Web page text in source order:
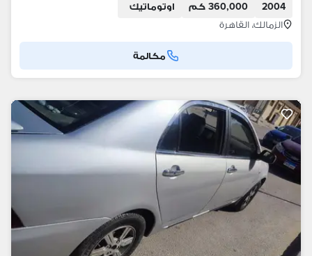
2004
360,000 كم
اوتوماتيك
الزمالك، القاهرة
مكالمة